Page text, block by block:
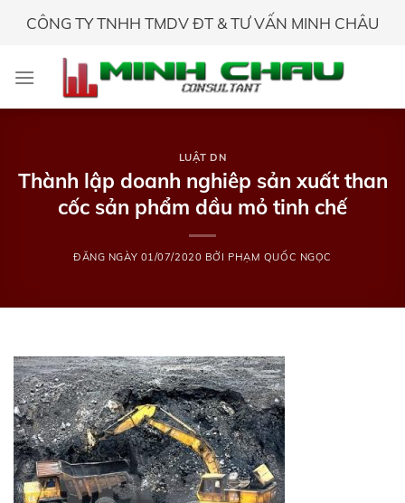
CÔNG TY TNHH TMDV ĐT & TƯ VẤN MINH CHÂU
LUẬT DN
Thành lập doanh nghiêp sản xuất than
cốc sản phẩm dầu mỏ tinh chế
ĐĂNG NGÀY 01/07/2020 BỞI PHẠM QUỐC NGỌC